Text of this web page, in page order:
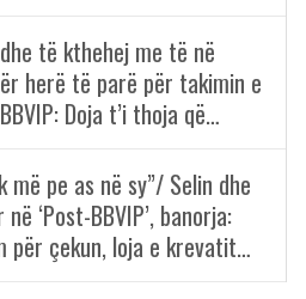
të kthehej me të në
herë të parë për takimin e
Doja t’i thoja që…
më pe as në sy”/ Selin dhe
‘Post-BBVIP’, banorja:
për çekun, loja e krevatit…